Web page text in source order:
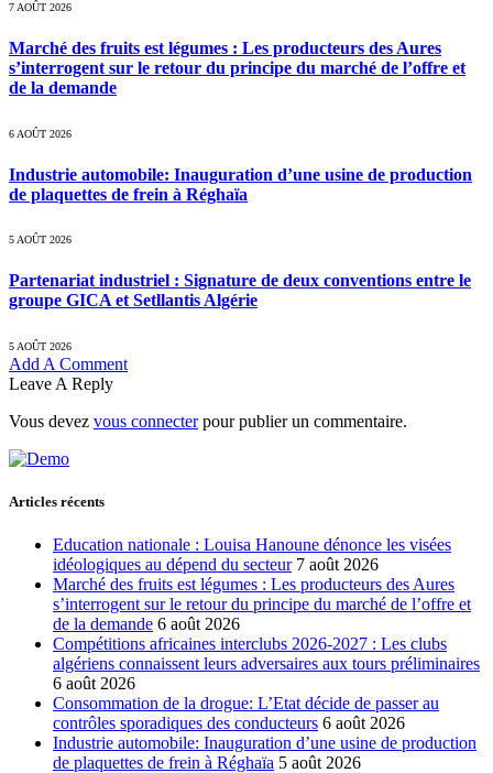
7 AOÛT 2026
Marché des fruits est légumes : Les producteurs des Aures
s’interrogent sur le retour du principe du marché de l’offre et
de la demande
6 AOÛT 2026
Industrie automobile: Inauguration d’une usine de production
de plaquettes de frein à Réghaïa
5 AOÛT 2026
Partenariat industriel : Signature de deux conventions entre le
groupe GICA et Setllantis Algérie
5 AOÛT 2026
Add A Comment
Leave A Reply
Vous devez vous connecterpour publier un commentaire.
Articles récents
Education nationale : Louisa Hanoune dénonce les visées
idéologiques au dépend du secteur 7 août 2026
Marché des fruits est légumes : Les producteurs des Aures
s’interrogent sur le retour du principe du marché de l’offre et
de la demande 6 août 2026
Compétitions africaines interclubs 2026-2027 : Les clubs
algériens connaissent leurs adversaires aux tours préliminaires
6 août 2026
Consommation de la drogue: L’Etat décide de passer au
contrôles sporadiques des conducteurs 6 août 2026
Industrie automobile: Inauguration d’une usine de production
de plaquettes de frein à Réghaïa 5 août 2026